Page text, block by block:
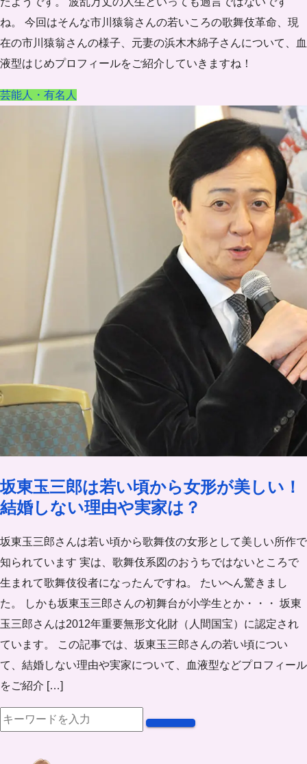
ね。 今回はそんな市川猿翁さんの若いころの歌舞伎革命、現
在の市川猿翁さんの様子、元妻の浜木木綿子さんについて、血
液型はじめプロフィールをご紹介していきますね！
芸能人・有名人
坂東玉三郎は若い頃から女形が美しい！
結婚しない理由や実家は？
坂東玉三郎さんは若い頃から歌舞伎の女形として美しい所作で
知られています 実は、歌舞伎系図のおうちではないところで
生まれて歌舞伎役者になったんですね。 たいへん驚きまし
た。 しかも坂東玉三郎さんの初舞台が小学生とか・・・ 坂東
玉三郎さんは2012年重要無形文化財（人間国宝）に認定され
ています。 この記事では、坂東玉三郎さんの若い頃につい
て、結婚しない理由や実家について、血液型などプロフィール
をご紹介 […]